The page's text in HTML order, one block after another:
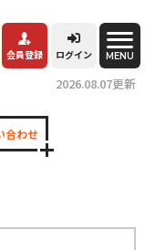
会員登録 ログイン MENU
2026.08.07更新
合わせ